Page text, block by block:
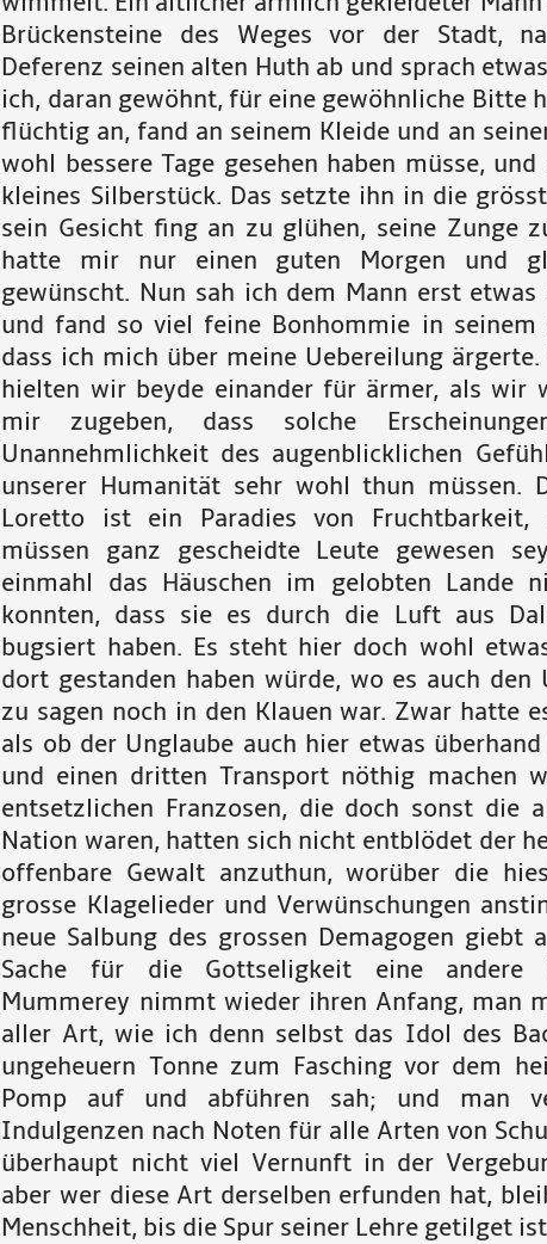
Brückensteine des Weges vor der Stadt,
Deferenz seinen alten Huth ab und sprach
ich, daran gewöhnt, für eine gewöhnliche Bitte
flüchtig an, fand an seinem Kleide und an
wohl bessere Tage gesehen haben müsse,
kleines Silberstück. Das setzte ihn in die
sein Gesicht fing an zu glühen, seine Zunge
hatte mir nur einen guten Morgen und
gewünscht. Nun sah ich dem Mann erst etwas
und fand so viel feine Bonhommie in seinem
dass ich mich über meine Uebereilung
hielten wir beyde einander für ärmer, als wir
mir zugeben, dass solche
Unannehmlichkeit des augenblicklichen
unserer Humanität sehr wohl thun müssen.
Loretto ist ein Paradies von Fruchtbarkeit,
müssen ganz gescheidte Leute gewesen
einmahl das Häuschen im gelobten Lande
konnten, dass sie es durch die Luft aus
bugsiert haben. Es steht hier doch wohl
dort gestanden haben würde, wo es auch den
zu sagen noch in den Klauen war. Zwar hatte
als ob der Unglaube auch hier etwas
und einen dritten Transport nöthig machen
entsetzlichen Franzosen, die doch sonst die
Nation waren, hatten sich nicht entblödet der
offenbare Gewalt anzuthun, worüber die
grosse Klagelieder und Verwünschungen
neue Salbung des grossen Demagogen giebt
Sache für die Gottseligkeit eine andere
Mummerey nimmt wieder ihren Anfang, man
aller Art, wie ich denn selbst das Idol des
ungeheuern Tonne zum Fasching vor dem
Pomp auf und abführen sah; und man
Indulgenzen nach Noten für alle Arten von
überhaupt nicht viel Vernunft in der
aber wer diese Art derselben erfunden hat,
Menschheit, bis die Spur seiner Lehre getilget